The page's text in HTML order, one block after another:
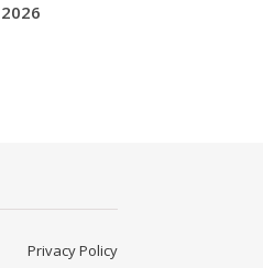
Privacy Policy